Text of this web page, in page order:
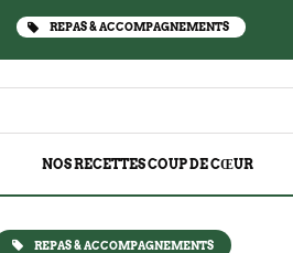
REPAS & ACCOMPAGNEMENTS
NOS RECETTES COUP DE CŒUR
REPAS & ACCOMPAGNEMENTS